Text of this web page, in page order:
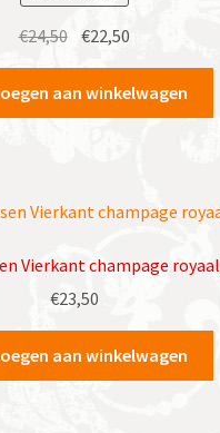
€24,50 Oorspronkelijke
prijs
was:
€24,50.
€22,50
prijs
is:
€22,50.
aan winkelwagen
Vierkant champage royaal
€23,50
aan winkelwagen